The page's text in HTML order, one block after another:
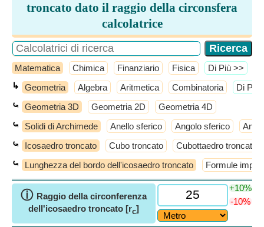
troncato dato il raggio della circonsfera
calcolatrice
Matematica Chimica Finanziario Fisica ​Di Più >>
↳ Geometria Algebra Aritmetica Combinatoria ​Di Più
⤿ Geometria 3D Geometria 2D Geometria 4D
⤿ Solidi di Archimede Anello sferico Angolo sferico
⤿ Icosaedro troncato Cubo troncato Cubottaedro troncato
⤿ Lunghezza del bordo dell'icosaedro troncato Formule
ⓘ Raggio della circonferenza
dell'icosaedro troncato [rc]
+10%
-10%